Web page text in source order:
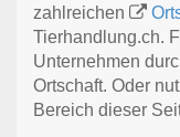
zahlreichen
Tierhandlung.ch.
Unternehmen
Ortschaft. Oder
Bereich dieser